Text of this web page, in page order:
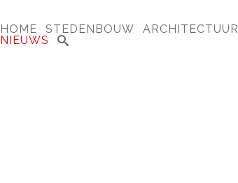
HOME STEDENBOUW ARCHITECTUUR
NIEUWS